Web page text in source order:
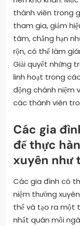
thành viên trong
tham gia, giảm
tâm, chẳng hạn
rộn, có thể làm
Giải quyết những
linh hoạt trong
động chánh niệm
các thành viên
Các gia
để thực
xuyên như
Các gia đình có
niệm thường
thể và tạo ra một
nhất quán mỗi